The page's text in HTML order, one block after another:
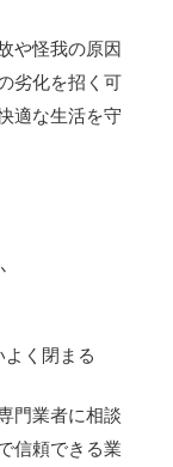
や怪我の原因
劣化を招く可
適な生活を守
よく閉まる
門業者に相談
信頼できる業